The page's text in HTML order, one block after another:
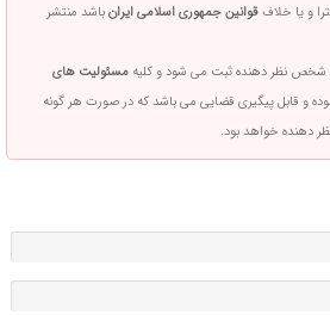
و یا خلافقوانین جمهوری اسلامی ایرانباشد منتشر
شخص نظر دهنده ثبت می شود و کلیهمسئولیت های
و قابل پیگیری قضایی می باشد که در صورت هر گونه
دهنده خواهد بود.